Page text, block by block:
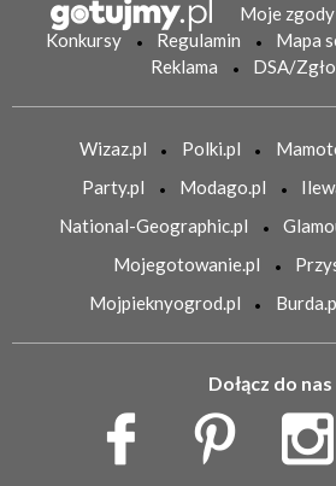
Moje zgody
Konkursy
Regulamin Mapa
Reklama
DSA/
Wizaz.pl Polki.pl
Party.pl
Modago.pl
National-Geographic.pl
Mojegotowanie.pl
Mojpieknyogrod.pl
Dołącz do nas